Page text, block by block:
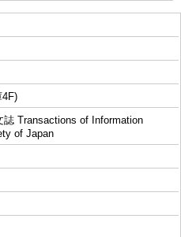
4F)
誌 Transactions of Information
of Japan